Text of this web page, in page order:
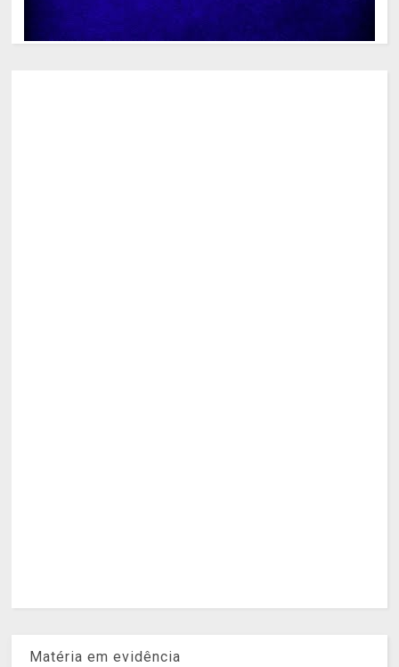
Matéria em evidência